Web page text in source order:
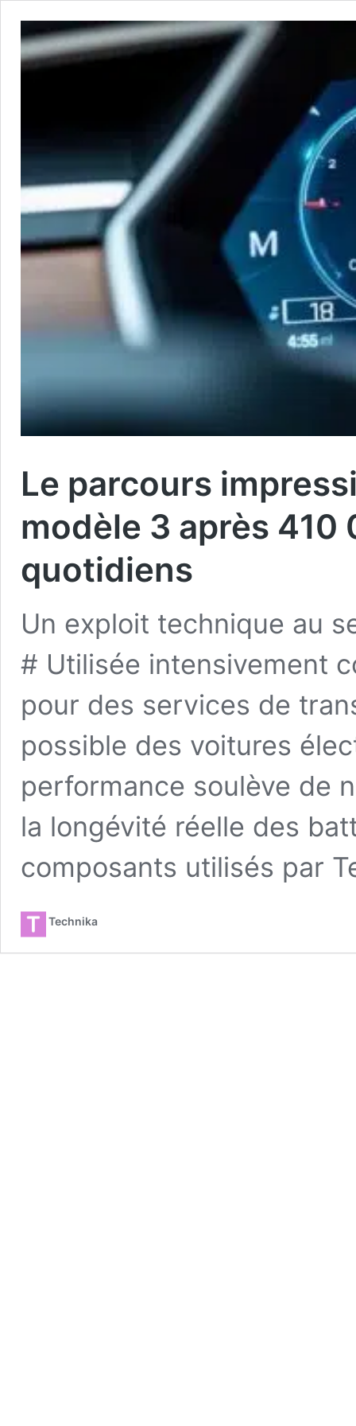
Le parcours
modèle 3 après
quotidiens
Un exploit technique au
# Utilisée intensivement
pour des services de
possible des voitures
performance soulève de
la longévité réelle des
composants utilisés par
Technika